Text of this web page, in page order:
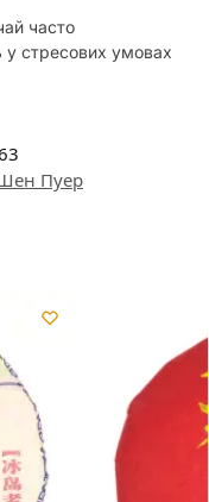
часто
стресових умовах
Пуер